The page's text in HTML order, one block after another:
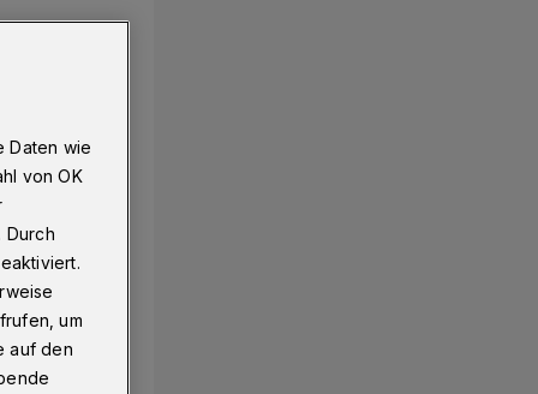
Daten wie
von OK
Durch
um
auf den